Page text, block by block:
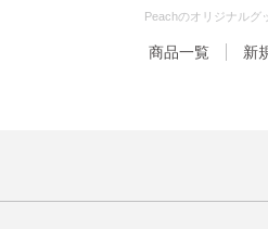
Peachのオリジナルグ
商品一覧 新